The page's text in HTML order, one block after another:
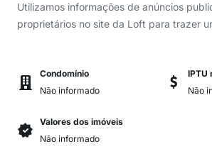
Utilizamos informações de anúncios
proprietários no site da Loft para trazer
Condomínio
Não informado
IPTU
Não
Valores dos imóveis
Não informado